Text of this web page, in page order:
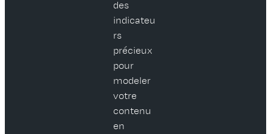
des
indicateu
rs
précieux
pour
modeler
votre
contenu
en